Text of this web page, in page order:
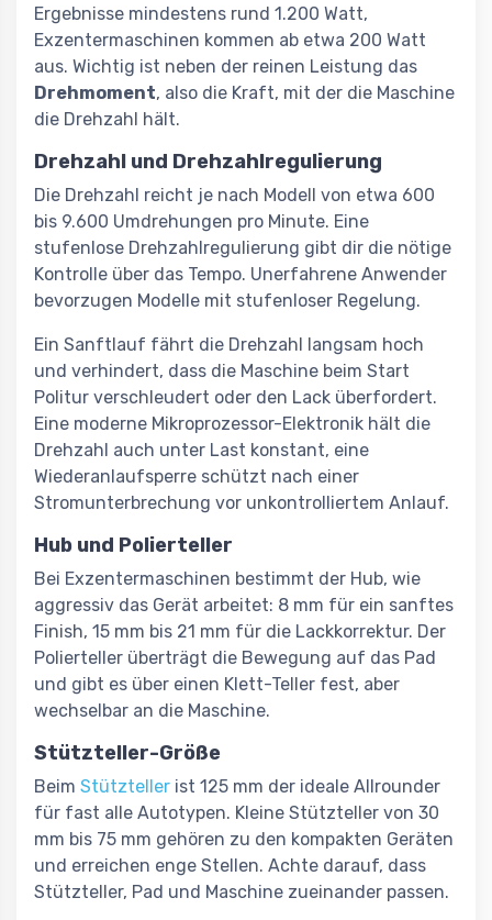
Ergebnisse mindestens rund 1.200 Watt,
Exzentermaschinen kommen ab etwa 200 Watt
aus. Wichtig ist neben der reinen Leistung das
Drehmoment, also die Kraft, mit der die Maschine
die Drehzahl hält.
Drehzahl und Drehzahlregulierung
Die Drehzahl reicht je nach Modell von etwa 600
bis 9.600 Umdrehungen pro Minute. Eine
stufenlose Drehzahlregulierung gibt dir die nötige
Kontrolle über das Tempo. Unerfahrene Anwender
bevorzugen Modelle mit stufenloser Regelung.
Ein Sanftlauf fährt die Drehzahl langsam hoch
und verhindert, dass die Maschine beim Start
Politur verschleudert oder den Lack überfordert.
Eine moderne Mikroprozessor-Elektronik hält die
Drehzahl auch unter Last konstant, eine
Wiederanlaufsperre schützt nach einer
Stromunterbrechung vor unkontrolliertem Anlauf.
Hub und Polierteller
Bei Exzentermaschinen bestimmt der Hub, wie
aggressiv das Gerät arbeitet: 8 mm für ein sanftes
Finish, 15 mm bis 21 mm für die Lackkorrektur. Der
Polierteller überträgt die Bewegung auf das Pad
und gibt es über einen Klett-Teller fest, aber
wechselbar an die Maschine.
Stützteller-Größe
Beim Stützteller ist 125 mm der ideale Allrounder
für fast alle Autotypen. Kleine Stützteller von 30
mm bis 75 mm gehören zu den kompakten Geräten
und erreichen enge Stellen. Achte darauf, dass
Stützteller, Pad und Maschine zueinander passen.